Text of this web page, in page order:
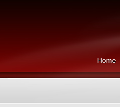
Home